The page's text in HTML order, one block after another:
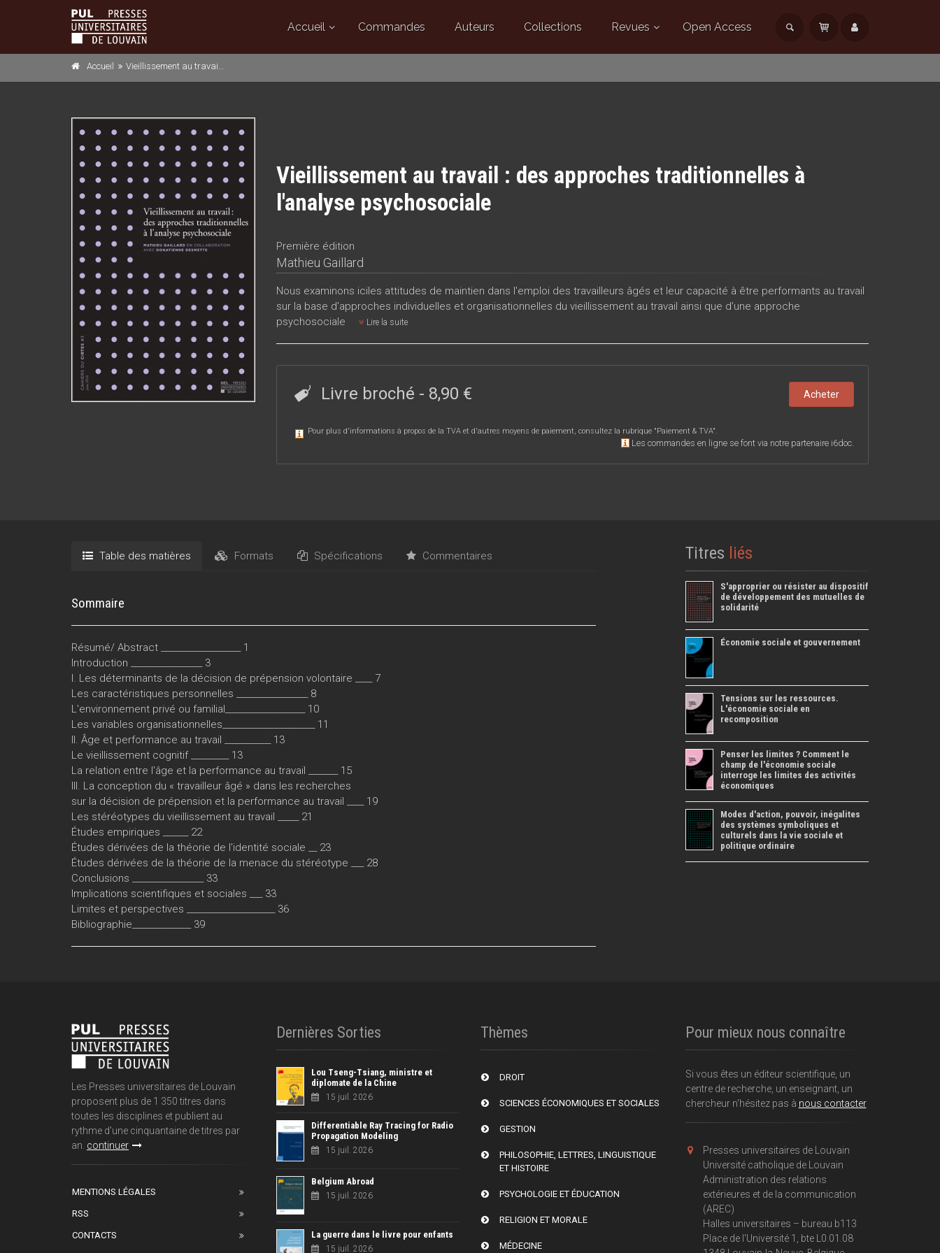
Accueil Commandes Auteurs Collections Revues Open Access
Accueil Vieillissement au travail : des approches traditionnelles à l'analyse psychosociale
Vieillissement au travail : des approches traditionnelles à
l'analyse psychosociale
Première édition
Mathieu Gaillard
Nous examinons iciles attitudes de maintien dans l'emploi des travailleurs âgés et leur capacité à être performants au travail
sur la base d'approches individuelles et organisationnelles du vieillissement au travail ainsi que d’une approche
psychosociale
Lire la suite
Livre broché - 8,90 € Acheter
Pour plus d'informations à propos de la TVA et d'autres moyens de paiement, consultez la rubrique "Paiement & TVA".
Les commandes en ligne se font via notre partenaire i6doc.
Table des matières Formats Spécifications Commentaires
Sommaire
Résumé/ Abstract ___________________ 1
Introduction _________________ 3
I. Les déterminants de la décision de prépension volontaire ____ 7
Les caractéristiques personnelles _________________ 8
L'environnement privé ou familial___________________ 10
Les variables organisationnelles______________________ 11
II. Âge et performance au travail ___________ 13
Le vieillissement cognitif _________ 13
La relation entre l'âge et la performance au travail _______ 15
III. La conception du « travailleur âgé » dans les recherches
sur la décision de prépension et la performance au travail ____ 19
Les stéréotypes du vieillissement au travail _____ 21
Études empiriques ______ 22
Études dérivées de la théorie de l'identité sociale __ 23
Études dérivées de la théorie de la menace du stéréotype ___ 28
Conclusions _________________ 33
Implications scientifiques et sociales ___ 33
Limites et perspectives _____________________ 36
Bibliographie______________ 39
Titres liés
S'approprier ou résister au dispositif
de développement des mutuelles de
solidarité
Économie sociale et gouvernement
Tensions sur les ressources.
L'économie sociale en
recomposition
Penser les limites ? Comment le
champ de l'économie sociale
interroge les limites des activités
économiques
Modes d'action, pouvoir, inégalites
des systèmes symboliques et
culturels dans la vie sociale et
politique ordinaire
Les Presses universitaires de Louvain
proposent plus de 1 350 titres dans
toutes les disciplines et publient au
rythme d'une cinquantaine de titres par
an. continuer
MENTIONS LÉGALES
RSS
CONTACTS
Dernières Sorties
Lou Tseng-Tsiang, ministre et
diplomate de la Chine
15 juil. 2026
Differentiable Ray Tracing for Radio
Propagation Modeling
15 juil. 2026
Belgium Abroad
15 juil. 2026
La guerre dans le livre pour enfants
15 juil. 2026
Thèmes
DROIT
SCIENCES ÉCONOMIQUES ET SOCIALES
GESTION
PHILOSOPHIE, LETTRES, LINGUISTIQUE
ET HISTOIRE
PSYCHOLOGIE ET ÉDUCATION
RELIGION ET MORALE
MÉDECINE
Pour mieux nous connaître
Si vous êtes un éditeur scientifique, un
centre de recherche, un enseignant, un
chercheur n'hésitez pas à nous contacter
Presses universitaires de Louvain
Université catholique de Louvain
Administration des relations
extérieures et de la communication
(AREC)
Halles universitaires – bureau b113
Place de l'Université 1, bte L0.01.08